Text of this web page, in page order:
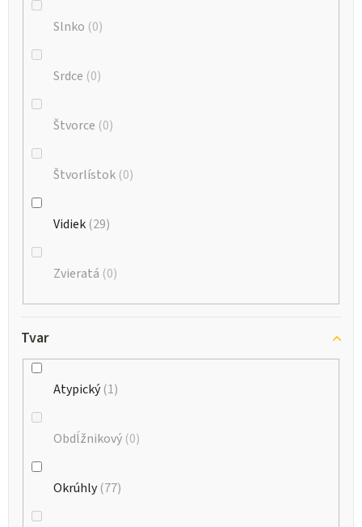
Slnko 0
Srdce 0
Štvorce 0
Štvorlístok 0
Vidiek 29
Zvieratá 0
Tvar
Atypický 1
Obdĺžnikový 0
Okrúhly 77